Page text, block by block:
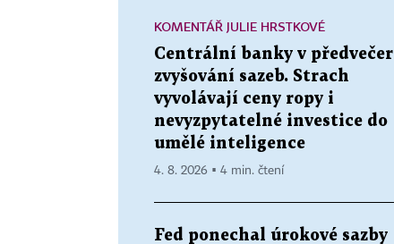
KOMENTÁŘ JULIE HRSTKOVÉ
Centrální banky v předvečer
zvyšování sazeb. Strach
vyvolávají ceny ropy i
nevyzpytatelné investice do
umělé inteligence
4. 8. 2026 ▪ 4 min. čtení
Fed ponechal úrokové sazby